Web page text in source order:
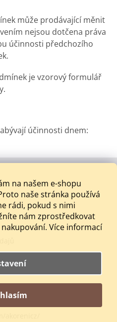
na našem e-shopu
naše stránka používá
rádi, pokud s nimi
nám zprostředkovat
Více informací
může prodávající měnit
nejsou dotčena práva
účinnosti předchozího
je vzorový formulář
účinnosti dnem: